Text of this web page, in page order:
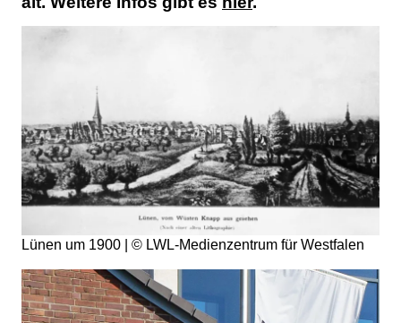
Lünen um 1900 | © LWL-Medienzentrum für Westfalen